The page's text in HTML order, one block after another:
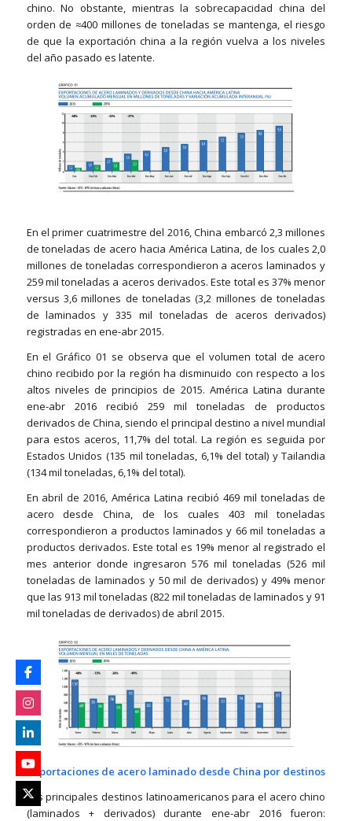
chino. No obstante, mientras la sobrecapacidad china del
orden de ≈400 millones de toneladas se mantenga, el riesgo
de que la exportación china a la región vuelva a los niveles
del año pasado es latente.
En el primer cuatrimestre del 2016, China embarcó 2,3 millones
de toneladas de acero hacia América Latina, de los cuales 2,0
millones de toneladas correspondieron a aceros laminados y
259 mil toneladas a aceros derivados. Este total es 37% menor
versus 3,6 millones de toneladas (3,2 millones de toneladas
de laminados y 335 mil toneladas de aceros derivados)
registradas en ene-abr 2015.
En el Gráfico 01 se observa que el volumen total de acero
chino recibido por la región ha disminuido con respecto a los
altos niveles de principios de 2015. América Latina durante
ene-abr 2016 recibió 259 mil toneladas de productos
derivados de China, siendo el principal destino a nivel mundial
para estos aceros, 11,7% del total. La región es seguida por
Estados Unidos (135 mil toneladas, 6,1% del total) y Tailandia
(134 mil toneladas, 6,1% del total).
En abril de 2016, América Latina recibió 469 mil toneladas de
acero desde China, de los cuales 403 mil toneladas
correspondieron a productos laminados y 66 mil toneladas a
productos derivados. Este total es 19% menor al registrado el
mes anterior donde ingresaron 576 mil toneladas (526 mil
toneladas de laminados y 50 mil de derivados) y 49% menor
que las 913 mil toneladas (822 mil toneladas de laminados y 91
mil toneladas de derivados) de abril 2015.
Importaciones de acero laminado desde China por destinos
Los principales destinos latinoamericanos para el acero chino
(laminados + derivados) durante ene-abr 2016 fueron: